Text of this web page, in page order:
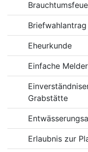
Briefwahlantrag
Eheurkunde
Einfache
Grabstätte
Erlaubnis zur